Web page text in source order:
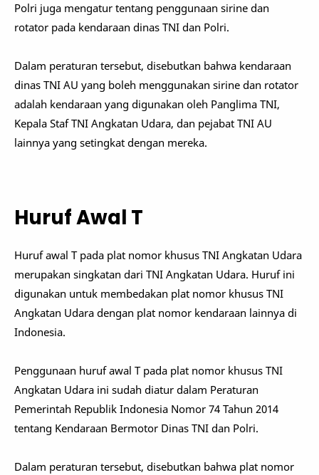
Polri juga mengatur tentang penggunaan sirine dan
rotator pada kendaraan dinas TNI dan Polri.
Dalam peraturan tersebut, disebutkan bahwa kendaraan
dinas TNI AU yang boleh menggunakan sirine dan rotator
adalah kendaraan yang digunakan oleh Panglima TNI,
Kepala Staf TNI Angkatan Udara, dan pejabat TNI AU
lainnya yang setingkat dengan mereka.
Huruf Awal T
Huruf awal T pada plat nomor khusus TNI Angkatan Udara
merupakan singkatan dari TNI Angkatan Udara. Huruf ini
digunakan untuk membedakan plat nomor khusus TNI
Angkatan Udara dengan plat nomor kendaraan lainnya di
Indonesia.
Penggunaan huruf awal T pada plat nomor khusus TNI
Angkatan Udara ini sudah diatur dalam Peraturan
Pemerintah Republik Indonesia Nomor 74 Tahun 2014
tentang Kendaraan Bermotor Dinas TNI dan Polri.
Dalam peraturan tersebut, disebutkan bahwa plat nomor